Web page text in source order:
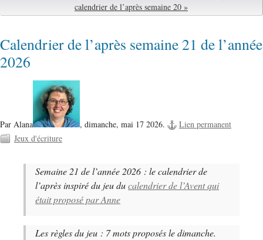
calendrier de l’après semaine 20 »
Calendrier de l’après semaine 21 de l’année
2026
Par Alana , dimanche, mai 17 2026.
Lien permanent
Jeux d'écriture
Semaine 21 de l’année 2026 : le calendrier de
l’après inspiré du jeu ducalendrier de l’Avent qui
était proposé par Anne
Les règles du jeu : 7 mots proposés le dimanche.